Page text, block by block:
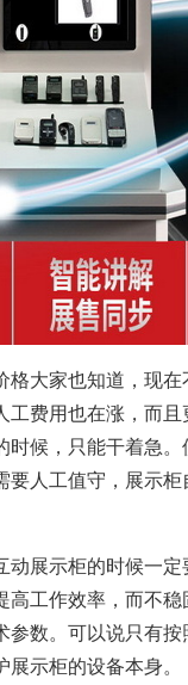
格大家也知道，现
工费用也在涨，而
时候，只能干着急
要人工值守，展示
动展示柜的时候一
高工作效率，而不
参数。可以说只有
示柜的设备本身。